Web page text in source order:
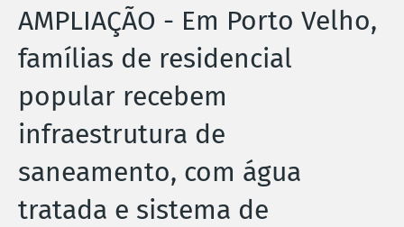
AMPLIAÇÃO - Em Porto Velho,
famílias de residencial
popular recebem
infraestrutura de
saneamento, com água
tratada e sistema de